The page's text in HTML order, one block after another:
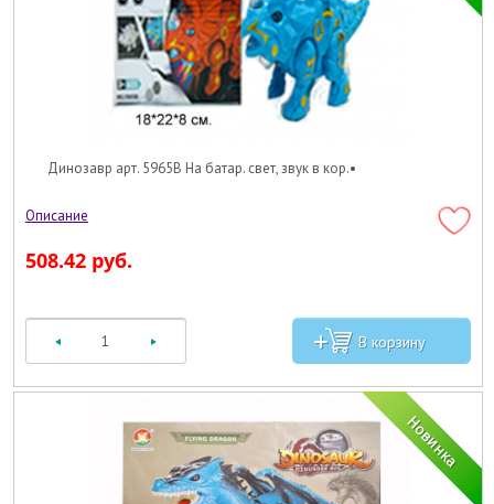
Динозавр арт. 5965B На батар. свет, звук в кор.•
508.42 руб.